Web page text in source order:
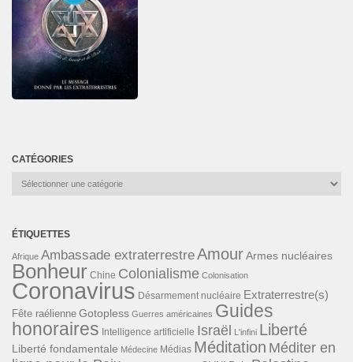
CATÉGORIES
Catégories
ÉTIQUETTES
Afrique Ambassade extraterrestreAmourArmes nucléaires
Bonheur Chine Colonialisme Colonisation
Coronavirus Désarmement nucléaire Extraterrestre(s)
Fête raélienne Gotopless Guerres américaines Guides
honoraires Intelligence artificielle Israël L'infini Liberté
Liberté fondamentale Médecine Médias Méditation Méditer en